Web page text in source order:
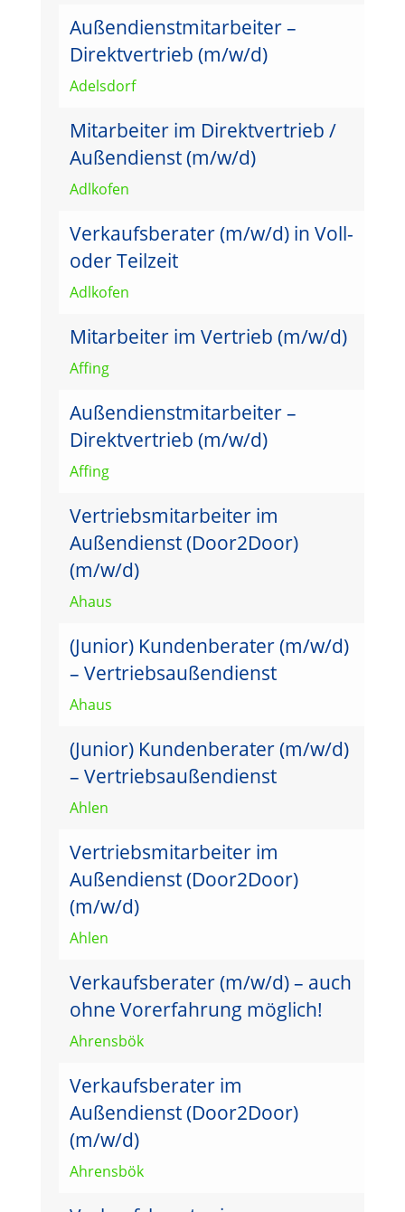
Außendienstmitarbeiter –
Direktvertrieb (m/w/d)
Adelsdorf
Mitarbeiter im Direktvertrieb /
Außendienst (m/w/d)
Adlkofen
Verkaufsberater (m/w/d) in Voll-
oder Teilzeit
Adlkofen
Mitarbeiter im Vertrieb (m/w/d)
Affing
Außendienstmitarbeiter –
Direktvertrieb (m/w/d)
Affing
Vertriebsmitarbeiter im
Außendienst (Door2Door)
(m/w/d)
Ahaus
(Junior) Kundenberater (m/w/d)
– Vertriebsaußendienst
Ahaus
(Junior) Kundenberater (m/w/d)
– Vertriebsaußendienst
Ahlen
Vertriebsmitarbeiter im
Außendienst (Door2Door)
(m/w/d)
Ahlen
Verkaufsberater (m/w/d) – auch
ohne Vorerfahrung möglich!
Ahrensbök
Verkaufsberater im
Außendienst (Door2Door)
(m/w/d)
Ahrensbök